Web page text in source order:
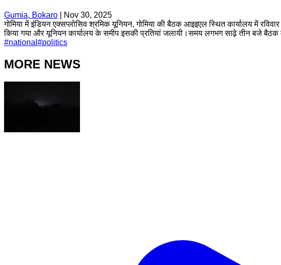
Gumia, Bokaro
Nov 30, 2025
गोमिया में इंडियन एक्सप्लोसिव श्रमिक यूनियन, गोमिया की बैठक आइइएल स्थित कार्यालय में
किया गया और यूनियन कार्यालय के समीप इसकी प्रतियां जलायी।समय लगभग साढ़े तीन बजे बैठक
#national #politics
MORE NEWS